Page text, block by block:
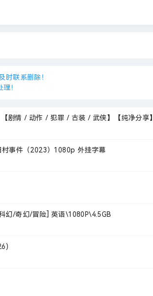
时联系删除！
！
剧情 / 动作 / 犯罪 / 古装 / 武侠】【纯净分享】
村事件（2023）1080p 外挂字幕
幻/奇幻/冒险] 英语\1080P\4.5GB